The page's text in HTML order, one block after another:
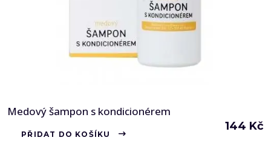
Medový šampon s kondicionérem
144 Kč
PŘIDAT DO KOŠÍKU